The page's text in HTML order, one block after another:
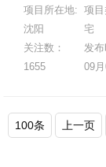
项目所在地:
沈阳
关注数：
1655
项
宅
发
09
100条 上一页